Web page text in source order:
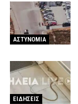
ΑΣΤΥΝΟΜΙΑ
ΕΙΔΗΣΕΙΣ